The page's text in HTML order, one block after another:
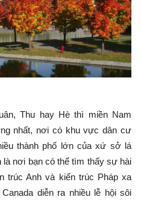
Thu hay Hè thì miền Nam
nhất, nơi có khu vực dân cư
thành phố lớn của xứ sở lá
là nơi bạn có thể tìm thấy sự hài
trúc Anh và kiến trúc Pháp xa
diễn ra nhiều lễ hội sôi